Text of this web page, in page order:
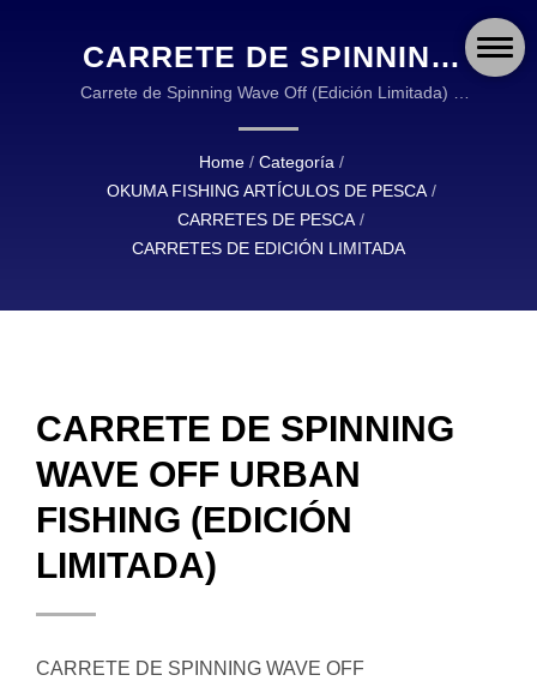
CARRETE DE SPINNING
WAVE OFF URBAN
FISHING (EDICIÓN
LIMITADA) | OKUMA
FISHING: EQUIPOS
CONFIABLES PARA
Carrete de Spinning Wave Off (Edición Limitada) |
APAREJOS DE PESCA DE ALTA CALIDAD.
Home / Categoría /
OKUMA FISHING ARTÍCULOS DE PESCA /
CARRETES DE PESCA /
CARRETES DE EDICIÓN LIMITADA
CARRETE DE SPINNING
WAVE OFF URBAN
FISHING (EDICIÓN
LIMITADA)
CARRETE DE SPINNING WAVE OFF